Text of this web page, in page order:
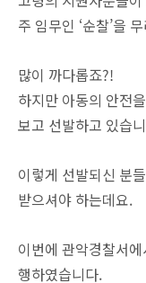
주 임무인 ‘순찰’을
많이 까다롭죠?!
하지만 아동의 안전
보고 선발하고 있습
이렇게 선발되신 분
받으셔야 하는데요.
이번에 관악경찰서
행하였습니다.